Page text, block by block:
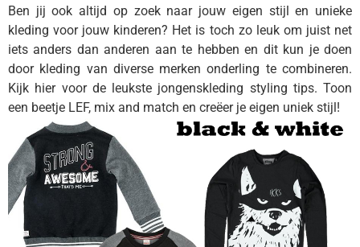
Ben jij ook altijd op zoek naar jouw eigen stijl en unieke
kleding voor jouw kinderen? Het is toch zo leuk om juist net
iets anders dan anderen aan te hebben en dit kun je doen
door kleding van diverse merken onderling te combineren.
Kijk hier voor de leukste jongenskleding styling tips. Toon
een beetje LEF, mix and match en creëer je eigen uniek stijl!